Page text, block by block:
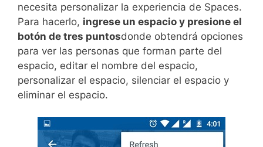
necesita personalizar la experiencia de Spaces.
Para hacerlo, ingrese un espacio y presione el
botón de tres puntosdonde obtendrá opciones
para ver las personas que forman parte del
espacio, editar el nombre del espacio,
personalizar el espacio, silenciar el espacio y
eliminar el espacio.